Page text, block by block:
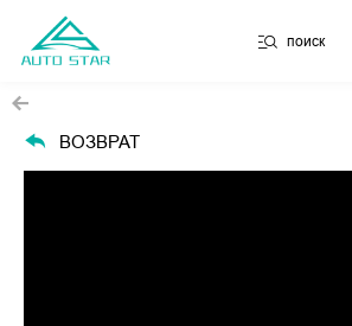
поиск
ВОЗВРАТ